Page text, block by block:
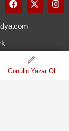
Gönüllü Yazar Ol